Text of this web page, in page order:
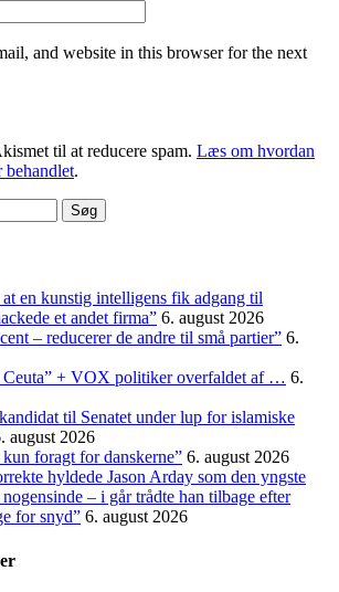
and website in this browser for the next
til at reducere spam. Læs om hvordan
behandlet.
en kunstig intelligens fik adgang til
et andet firma” 6. august 2026
– reducerer de andre til små partier” 6.
Ceuta” + VOX politiker overfaldet af … 6.
til Senatet under lup for islamiske
august 2026
foragt for danskerne” 6. august 2026
hyldede Jason Arday som den yngste
– i går trådte han tilbage efter
for snyd” 6. august 2026